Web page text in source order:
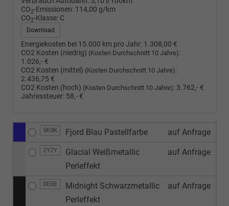
CO2-Emissionen: 114,00 g/km
CO2-Klasse: C
Download
Energiekosten bei 15.000 km pro Jahr: 1.308,00 €
CO2 Kosten (niedrig) (Kosten Durchschnitt 10 Jahre):
1.026,- €
CO2 Kosten (mittel) (Kosten Durchschnitt 10 Jahre):
2.436,75 €
CO2 Kosten (hoch) (Kosten Durchschnitt 10 Jahre): 3.762,- €
Jahressteuer: 58,- €
9K9K Fjord Blau Pastellfarbe auf Anfrage
2Y2Y
Glacial Weißmetallic
Perleffekt
auf Anfrage
0E0E
Midnight Schwarzmetallic
Perleffekt
auf Anfrage